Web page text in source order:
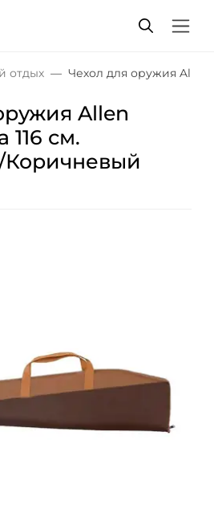
отдых Чехол для оружия Allen
Allen
116 см.